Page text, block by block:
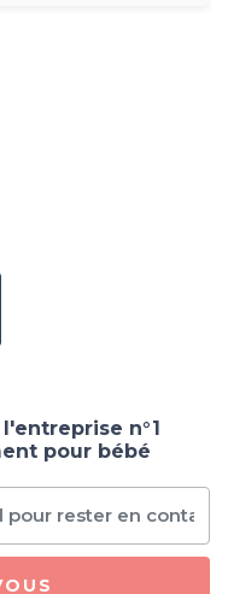
n°1
pour bébé